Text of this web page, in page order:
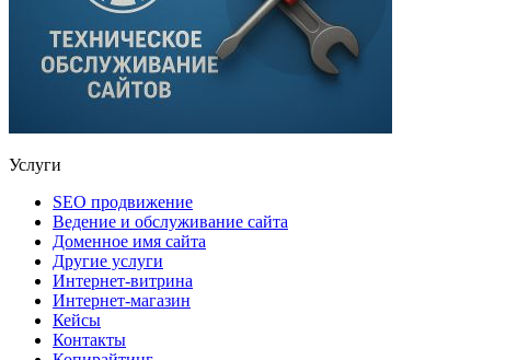
Услуги
SEO продвижение
Ведение и обслуживание сайта
Доменное имя сайта
Другие услуги
Интернет-витрина
Интернет-магазин
Кейсы
Контакты